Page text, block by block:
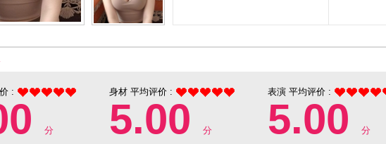
:
分
身材 平均评价 :
5.00 分
表演 平均评价 :
5.00 分